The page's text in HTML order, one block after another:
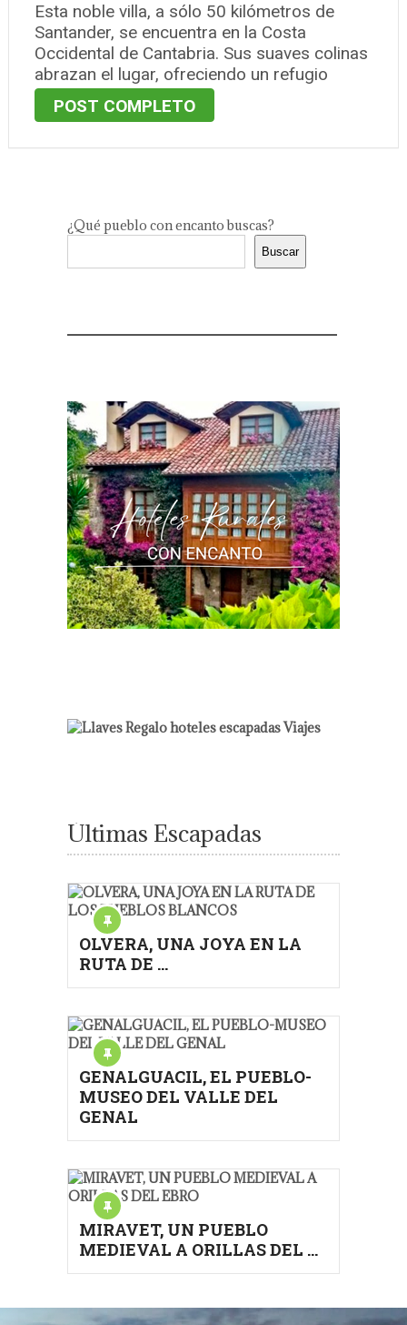
Esta noble villa, a sólo 50 kilómetros de
Santander, se encuentra en la Costa
Occidental de Cantabria. Sus suaves colinas
abrazan el lugar, ofreciendo un refugio
acogedor del agitado mar Cantábrico.
Comillas es una encantadora villa que
POST COMPLETO
¿Qué pueblo con encanto buscas?
Buscar
Últimas Escapadas
OLVERA, UNA JOYA EN LA
RUTA DE …
GENALGUACIL, EL PUEBLO-
MUSEO DEL VALLE DEL
GENAL
MIRAVET, UN PUEBLO
MEDIEVAL A ORILLAS DEL …